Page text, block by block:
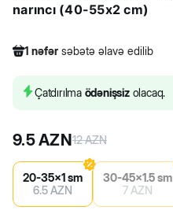
narıncı (40-55x2 cm)
1 nəfər səbətə əlavə edilib
3 nəfər məhsulu alıb
Çatdırılma ödənişsizolacaq.
9.5AZN12AZN
20-35x1 sm
6.5AZN
30-45x1.5 sm
7 AZN